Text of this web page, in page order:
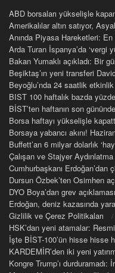
ABD borsaları yükselişle
Amerikalılar altın satıyor,
Anında Piyasa Hareketleri:
Arda Turan İspanya’da ‘vergi
Bakan Yumaklı açıkladı: Bir
Beşiktaş’ın yeni transferi
Beyoğlu’nda 24 saatlik etkinlik
BIST 100 haftalık bazda
BİST’ten haftanın son
Borsa haftayı yükselişle
Borsaya yabancı akını!
Buffett’an 6 milyar dolarlık
Çalışan ve Stajyer
Cumhurbaşkanı
Dursun Özbek’ten Osimhen
DYO Boya’dan grev
Erdoğan, deniz kazasında
Gizlilik ve Çerez Politikaları
HSK’dan yeni atamalar:
İşte BİST-100’ün hisse hisse
KARDEMİR’den iki yeni
Kongre Trump’ı durduramadı: